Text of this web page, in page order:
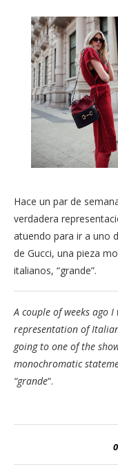
Hace un par de
verdadera
atuendo para ir a uno
de Gucci, una pieza
italianos, “grande”.
A couple of weeks ago
representation of
going to one of the
monochromatic
“grande“.
0